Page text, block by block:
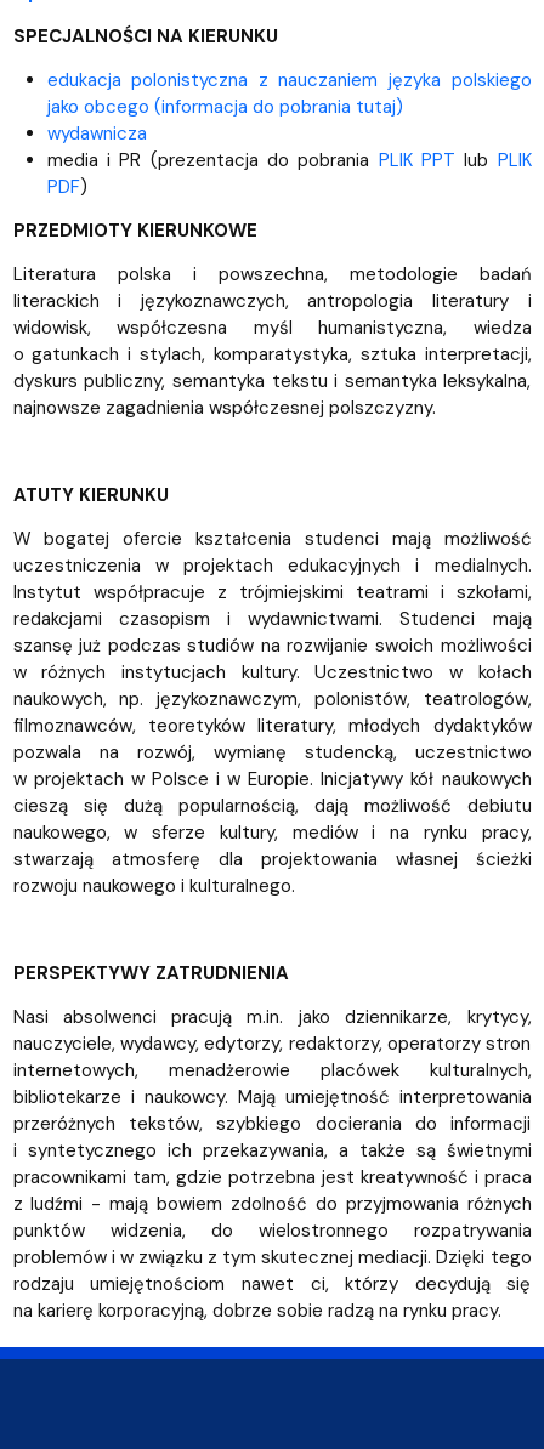
SPECJALNOŚCI NA KIERUNKU
edukacja polonistyczna z nauczaniem języka polskiego
jako obcego (informacja do pobrania tutaj)
wydawnicza
media i PR (prezentacja do pobrania PLIK PPT lub PLIK
PDF)
PRZEDMIOTY KIERUNKOWE
Literatura polska i powszechna, metodologie badań
literackich i językoznawczych, antropologia literatury i
widowisk, współczesna myśl humanistyczna, wiedza
o gatunkach i stylach, komparatystyka, sztuka interpretacji,
dyskurs publiczny, semantyka tekstu i semantyka leksykalna,
najnowsze zagadnienia współczesnej polszczyzny.
ATUTY KIERUNKU
W bogatej ofercie kształcenia studenci mają możliwość
uczestniczenia w projektach edukacyjnych i medialnych.
Instytut współpracuje z trójmiejskimi teatrami i szkołami,
redakcjami czasopism i wydawnictwami. Studenci mają
szansę już podczas studiów na rozwijanie swoich możliwości
w różnych instytucjach kultury. Uczestnictwo w kołach
naukowych, np. językoznawczym, polonistów, teatrologów,
filmoznawców, teoretyków literatury, młodych dydaktyków
pozwala na rozwój, wymianę studencką, uczestnictwo
w projektach w Polsce i w Europie. Inicjatywy kół naukowych
cieszą się dużą popularnością, dają możliwość debiutu
naukowego, w sferze kultury, mediów i na rynku pracy,
stwarzają atmosferę dla projektowania własnej ścieżki
rozwoju naukowego i kulturalnego.
PERSPEKTYWY ZATRUDNIENIA
Nasi absolwenci pracują m.in. jako dziennikarze, krytycy,
nauczyciele, wydawcy, edytorzy, redaktorzy, operatorzy stron
internetowych, menadżerowie placówek kulturalnych,
bibliotekarze i naukowcy. Mają umiejętność interpretowania
przeróżnych tekstów, szybkiego docierania do informacji
i syntetycznego ich przekazywania, a także są świetnymi
pracownikami tam, gdzie potrzebna jest kreatywność i praca
z ludźmi - mają bowiem zdolność do przyjmowania różnych
punktów widzenia, do wielostronnego rozpatrywania
problemów i w związku z tym skutecznej mediacji. Dzięki tego
rodzaju umiejętnościom nawet ci, którzy decydują się
na karierę korporacyjną, dobrze sobie radzą na rynku pracy.